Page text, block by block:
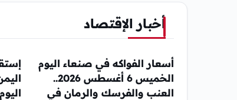
أخبار الإقتصاد
أسعار الفواكه في صنعاء اليوم
الخميس 6 أغسطس 2026..
العنب والفرسك والرمان في